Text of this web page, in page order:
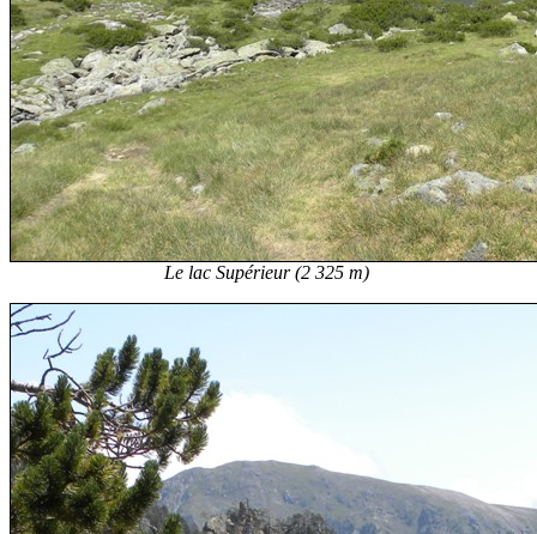
Le lac Supérieur (2 325 m)